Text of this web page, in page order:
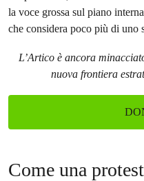
la voce grossa sul piano
che considera poco più di uno
L’Artico è ancora
nuova frontiera
Come una